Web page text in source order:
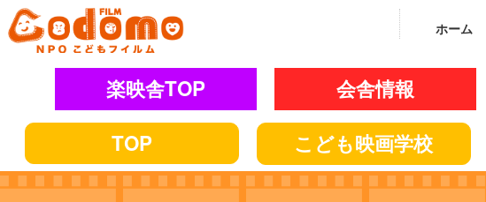
ホーム
楽映舎TOP 会舎情報
TOP
こども映画学校